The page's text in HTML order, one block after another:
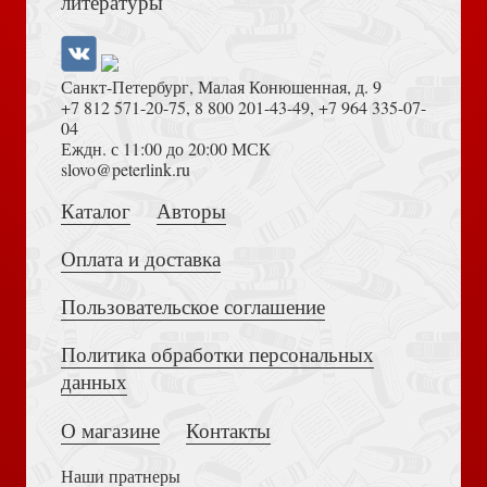
Павел. Пастырские послания. 1 и 2 послания к
Далекое будущее вселенной. Эсхатология в
Толкование на Апокалипсис (Тихоний Африканский)
Достоевский Ф.М. Сила и правда России (2024)
Санкт-Петербург, Малая Конюшенная, д. 9
+7 812 571-20-75, 8 800 201-43-49, +7 964 335-07-
04
Еждн. с 11:00 до 20:00 МСК
slovo@peterlink.ru
Каталог
Авторы
Оплата и доставка
Пользовательское соглашение
Политика обработки персональных
данных
О магазине
Контакты
Наши пратнеры